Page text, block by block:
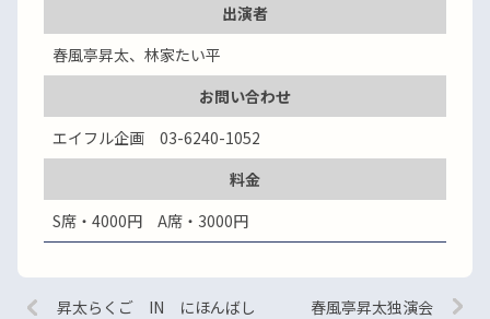
出演者
春風亭昇太、林家たい平
お問い合わせ
エイフル企画 03-6240-1052
料金
S席・4000円 A席・3000円
昇太らくご IN にほんばし 春風亭昇太独演会